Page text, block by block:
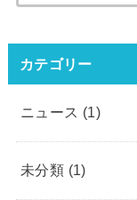
カテゴリー
ニュース (1)
未分類 (1)